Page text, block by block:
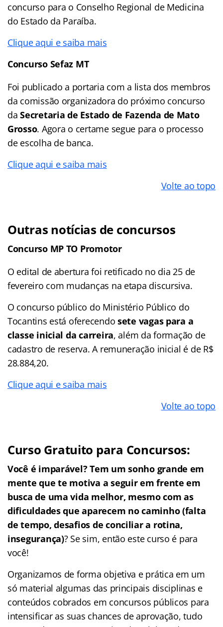
concurso para o Conselho Regional de Medicina
do Estado da Paraíba.
Clique aqui e saiba mais
Concurso Sefaz MT
Foi publicado a portaria com a lista dos membros
da comissão organizadora do próximo concurso
daSecretaria de Estado de Fazenda de Mato
Grosso. Agora o certame segue para o processo
de escolha de banca.
Clique aqui e saiba mais
Volte ao topo
Outras notícias de concursos
Concurso MP TO Promotor
O edital de abertura foi retificado no dia 25 de
fevereiro com mudanças na etapa discursiva.
O concurso público do Ministério Público do
Tocantins está oferecendo sete vagas para a
classe inicial da carreira, além da formação de
cadastro de reserva. A remuneração inicial é de R$
28.884,20.
Clique aqui e saiba mais
Volte ao topo
Curso Gratuito para Concursos:
Você é imparável? Tem um sonho grande em
mente que te motiva a seguir em frente em
busca de uma vida melhor, mesmo com as
dificuldades que aparecem no caminho (falta
de tempo, desafios de conciliar a rotina,
insegurança)? Se sim, então este curso é para
você!
Organizamos de forma objetiva e prática em um
só material algumas das principais disciplinas e
conteúdos cobrados em concursos públicos para
intensificar as suas chances de aprovação, tudo